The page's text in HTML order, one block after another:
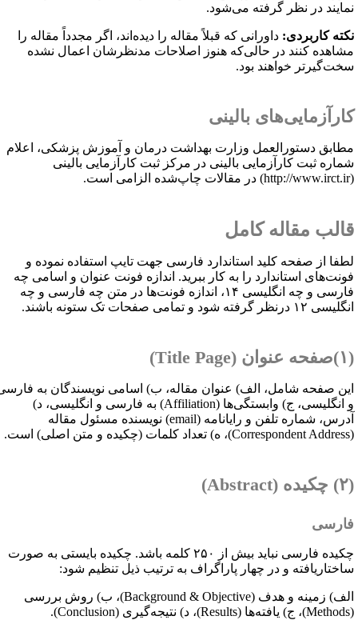
در نظر گرفته می‌شود.
کاربردی:داورانی که قبلاً مقاله را دیده‌اند، اگر مجدداً مقاله را
کنند در حالی‌که هنوز اصلاحات مدنظرشان اعمال نشده
خواهند بود.
بالینی
دستورالعمل وزارت بهداشت درمان و آموزش پزشکی، اعلام
ثبت کارآزمایی بالینی در مرکز ثبت کارآزمایی بالینی
http://www.irct.ir) در مقالات چاپ‌شده الزامی است.
مقاله کامل
از صفحه کلید استاندارد فارسی جهت تایپ استفاده نموده و
استاندارد را به کار ببرید. اندازه فونت عنوان و اسامی چه
فارسی و چه انگلیسی ۱۴، اندازه فونت‌ها در متن چه فارسی و چه
۱۲ درنظر گرفته شود و تمامی صفحات تک ستونه باشند.
Title Page
)
صفحه شامل،‌ الف) عنوان مقاله، ب) اسامی نویسندگان به فارسی
انگلیسی، ج) وابستگی‌ها ( Affiliation) به فارسی و انگلیسی، د)
شماره تلفن و رایانامه ( email) نویسنده مسئول مقاله
Correspondent Address)، ه) تعداد کلمات (چکیده و متن اصلی) است.
Abstract
)
چکیده فارسی نباید بیش از ۲۵۰ کلمه باشد. چکیده بایستی به صورت
و در چهار پاراگراف به ترتیب ذیل تنظیم شود:
زمینه و هدف ( Background & Objective)، ب) روش بررسی
Methods)، ج) یافته‌ها ( Results)، د) نتیجه‌گیری ( Conclusion
).